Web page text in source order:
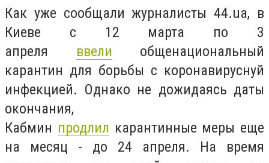
Как уже сообщали журналисты 44.ua, в
Киеве с 12 марта по 3
апреля ввели общенациональный
карантин для борьбы с коронавируснуй
инфекцией. Однако не дожидаясь даты
окончания,
Кабмин продлил карантинные меры еще
на месяц - до 24 апреля. На время